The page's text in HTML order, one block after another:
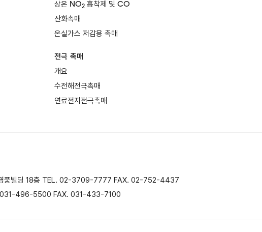
상온 NO2 흡착제 및 CO
산화촉매
온실가스 저감용 촉매
전극 촉매
개요
수전해전극촉매
연료전지전극촉매
영풍빌딩 18층 TEL. 02-3709-7777 FAX. 02-752-4437
031-496-5500 FAX. 031-433-7100